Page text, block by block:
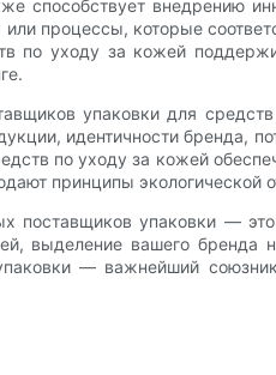
способствует внедрению
процессы, которые
по уходу за кожей
упаковки для
идентичности бренда,
по уходу за кожей
принципы экологической
поставщиков упаковки —
выделение вашего
— важнейший